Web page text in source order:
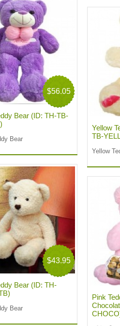
$56.05
Bear (ID: TH-TB-
Bear
Yellow
TB-
Yellow
$43.95
Bear (ID: TH-
Bear
Pink